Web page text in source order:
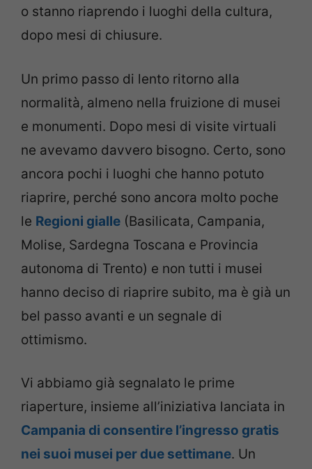
o stanno riaprendo i luoghi della cultura,
dopo mesi di chiusure.
Un primo passo di lento ritorno alla
normalità, almeno nella fruizione di musei
e monumenti. Dopo mesi di visite virtuali
ne avevamo davvero bisogno. Certo, sono
ancora pochi i luoghi che hanno potuto
riaprire, perché sono ancora molto poche
le Regioni gialle (Basilicata, Campania,
Molise, Sardegna Toscana e Provincia
autonoma di Trento) e non tutti i musei
hanno deciso di riaprire subito, ma è già un
bel passo avanti e un segnale di
ottimismo.
Vi abbiamo già segnalato le prime
riaperture, insieme all’iniziativa lanciata in
Campania di consentire l’ingresso gratis
nei suoi musei per due settimane. Un